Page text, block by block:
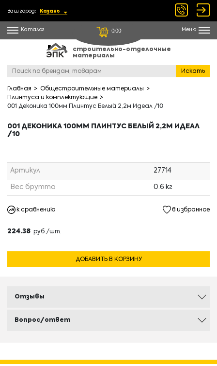
Ваш город: Казань
Каталог 0.00 Меню
строительно-отделочные
материалы
Искать
Главная
Общестроительные материалы
Плинтуса и комплектующие
001 Деконика 100мм Плинтус Белый 2,2м Идеал /10
001 ДЕКОНИКА 100ММ ПЛИНТУС БЕЛЫЙ 2,2М ИДЕАЛ
/10
Артикул 27714
Вес брутто 0.6 кг
к сравнению в избранное
224.38 руб./шт.
ДОБАВИТЬ В КОРЗИНУ
Отзывы
Вопрос/ответ